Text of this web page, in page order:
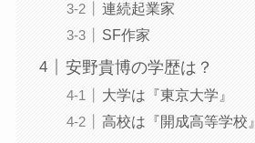
連続起業家
SF作家
安野貴博の学歴は？
大学は『東京大学』
高校は『開成高等学校』